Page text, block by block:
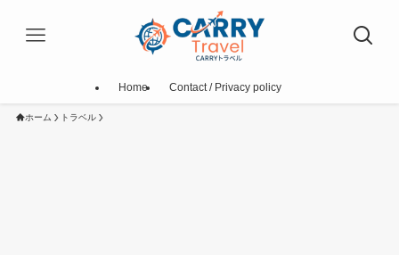
Home Contact / Privacy policy
ホーム トラベル